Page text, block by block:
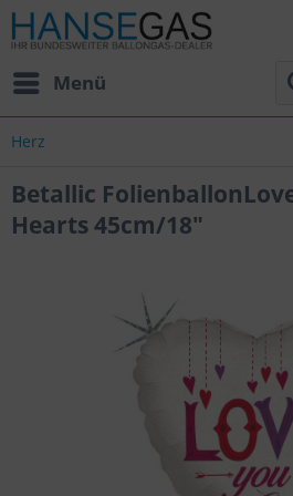
Menü
Herz
Betallic
Hearts 45cm/18"